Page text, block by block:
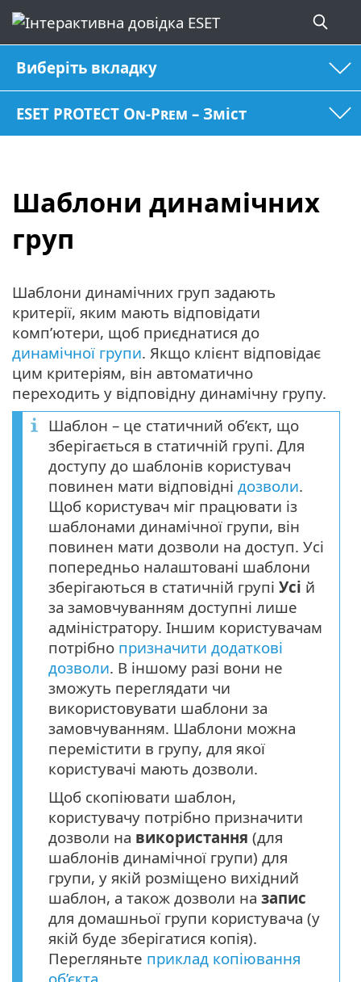
Виберіть вкладку
ESET PROTECT On-Prem – Зміст
Шаблони динамічних
груп
Шаблони динамічних груп задають
критерії, яким мають відповідати
комп’ютери, щоб приєднатися до
динамічної групи. Якщо клієнт відповідає
цим критеріям, він автоматично
переходить у відповідну динамічну групу.
Шаблон – це статичний об’єкт, що
зберігається в статичній групі. Для
доступу до шаблонів користувач
повинен мати відповідні дозволи.
Щоб користувач міг працювати із
шаблонами динамічної групи, він
повинен мати дозволи на доступ. Усі
попередньо налаштовані шаблони
зберігаються в статичній групі Усі й
за замовчуванням доступні лише
адміністратору. Іншим користувачам
потрібно призначити додаткові
дозволи. В іншому разі вони не
зможуть переглядати чи
використовувати шаблони за
замовчуванням. Шаблони можна
перемістити в групу, для якої
користувачі мають дозволи.
Щоб скопіювати шаблон,
користувачу потрібно призначити
дозволи на використання (для
шаблонів динамічної групи) для
групи, у якій розміщено вихідний
шаблон, а також дозволи на запис
для домашньої групи користувача (у
якій буде зберігатися копія).
Перегляньте приклад копіювання